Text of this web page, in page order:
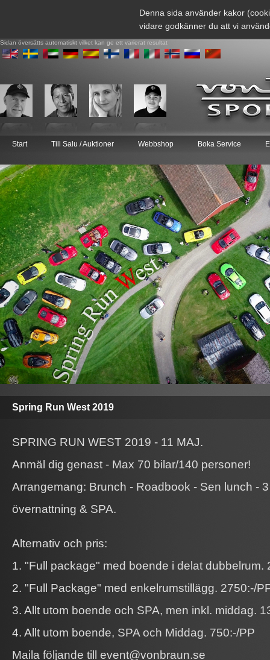
Denna sida använder kakor
vidare godkänner du att vi
Sidan översätts automatiskt vilket kan ge ett varierat resultat
Start Till Salu / Auktioner Webbshop Boka Service
Spring Run West 2019
SPRING RUN WEST 2019 - 11 MAJ.
Anmäl dig genast - Max 70 bilar/140 personer!
Arrangemang: Brunch - Roadbook - Sen lunch -
övernattning & SPA.
Alternativ och pris:
1. "Full package" med boende i delat dubbelrum.
2. "Full Package" med enkelrumstillägg. 2750:-/
3. Allt utom boende och SPA, men inkl. middag.
4. Allt utom boende, SPA och Middag. 750:-/PP
Maila följande till event@vonbraun.se